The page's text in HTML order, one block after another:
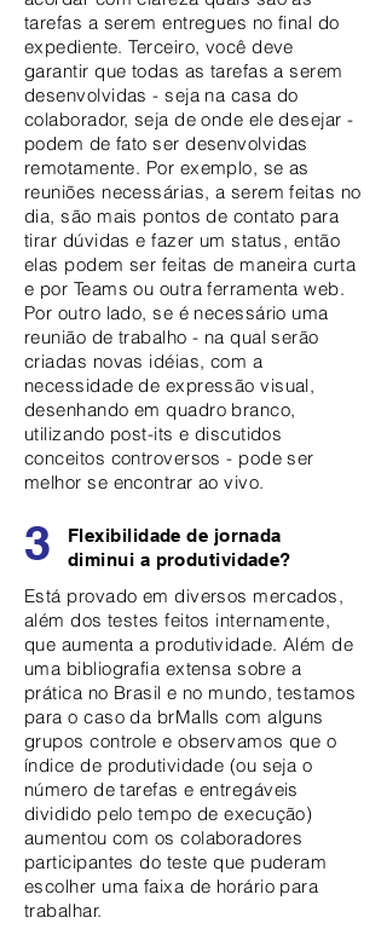
tarefas a serem entregues no final do
expediente. Terceiro, você deve
garantir que todas as tarefas a serem
desenvolvidas - seja na casa do
colaborador, seja de onde ele desejar -
podem de fato ser desenvolvidas
remotamente. Por exemplo, se as
reuniões necessárias, a serem feitas no
dia, são mais pontos de contato para
tirar dúvidas e fazer um status, então
elas podem ser feitas de maneira curta
e por Teams ou outra ferramenta web.
Por outro lado, se é necessário uma
reunião de trabalho - na qual serão
criadas novas idéias, com a
necessidade de expressão visual,
desenhando em quadro branco,
utilizando post-its e discutidos
conceitos controversos - pode ser
melhor se encontrar ao vivo.
Está provado em diversos mercados,
além dos testes feitos internamente,
que aumenta a produtividade. Além de
uma bibliografia extensa sobre a
prática no Brasil e no mundo, testamos
para o caso da brMalls com alguns
grupos controle e observamos que o
índice de produtividade (ou seja o
número de tarefas e entregáveis
dividido pelo tempo de execução)
aumentou com os colaboradores
participantes do teste que puderam
escolher uma faixa de horário para
trabalhar.
Flexibilidade de jornada
diminui a produtividade?
3